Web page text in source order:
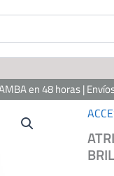
en 48 horas |